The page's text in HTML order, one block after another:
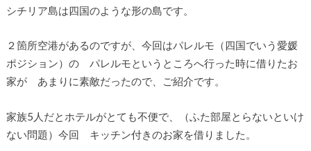
シチリア島は四国のような形の島です。
２箇所空港があるのですが、今回はパレルモ（四国でいう愛媛
ポジション）の パレルモというところへ行った時に借りたお
家が あまりに素敵だったので、ご紹介です。
家族5人だとホテルがとても不便で、（ふた部屋とらないといけ
ない問題）今回 キッチン付きのお家を借りました。